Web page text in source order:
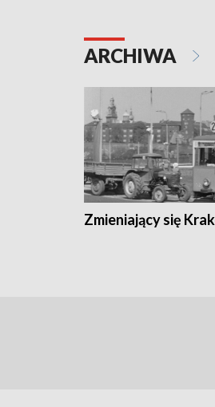
ARCHIWA
Zmieniający się